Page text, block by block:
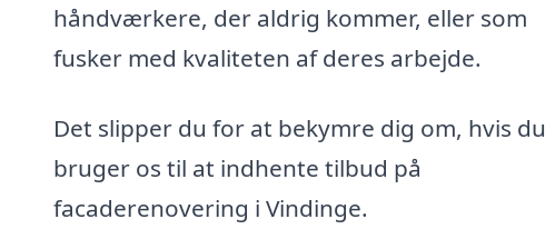
håndværkere, der aldrig kommer, eller som
fusker med kvaliteten af deres arbejde.
Det slipper du for at bekymre dig om, hvis du
bruger os til at indhente tilbud på
facaderenovering i Vindinge.